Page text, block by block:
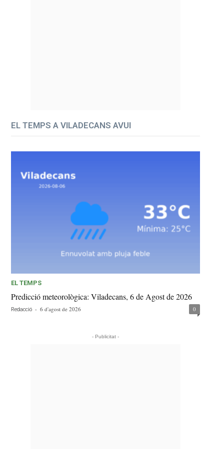
EL TEMPS A VILADECANS AVUI
EL TEMPS
Predicció meteorològica: Viladecans, 6 de Agost de 2026
Redacció - 6 d'agost de 2026 0
- Publicitat -